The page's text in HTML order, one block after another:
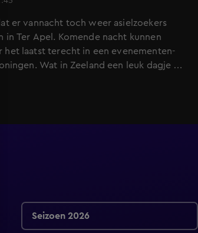
er vannacht toch weer asielzoekers
Komende nacht kunnen
het laatst terecht in een evenementen-
Wat in Zeeland een leuk dagje uit
moeten zijn om bruinvissen en
spotten, is gestrand en in een evacuatie
je een straat aanpakt om hem veiliger te
andere door de snelheid te verlagen,
je niet dat er daarna méér ongelukken
Seizoen 2026